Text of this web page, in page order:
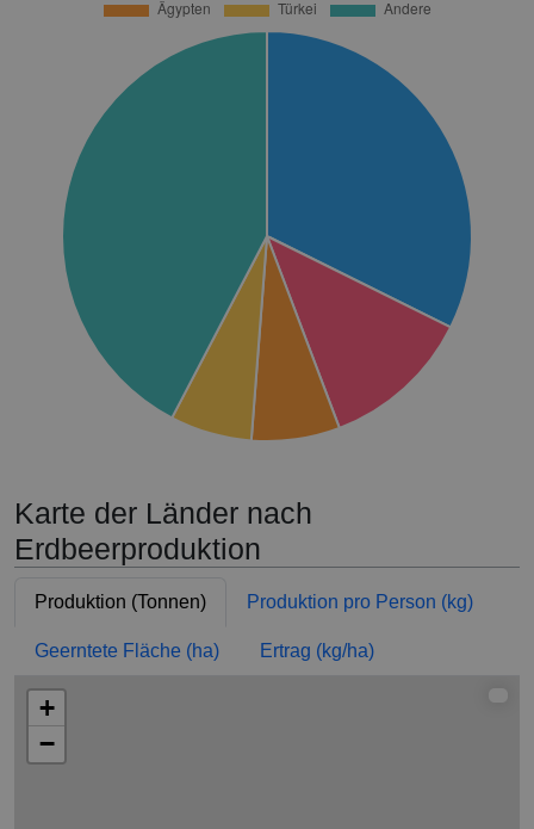
Karte der Länder nach
Erdbeerproduktion
Produktion (Tonnen) Produktion pro Person (kg)
Geerntete Fläche (ha) Ertrag (kg/ha)
+
−